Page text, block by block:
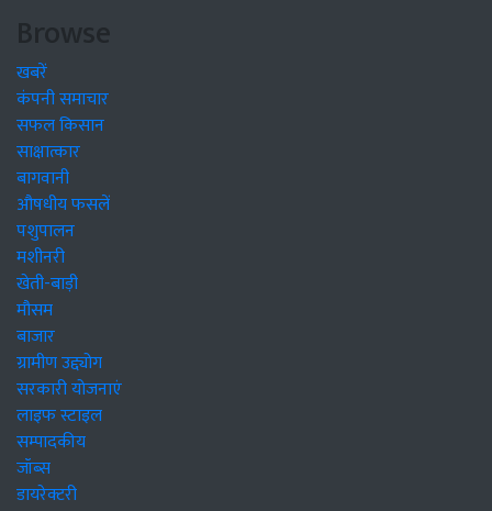
Browse
खबरें
कंपनी समाचार
सफल किसान
साक्षात्कार
बागवानी
औषधीय फसलें
पशुपालन
मशीनरी
खेती-बाड़ी
मौसम
बाजार
ग्रामीण उद्द्योग
सरकारी योजनाएं
लाइफ स्टाइल
सम्पादकीय
जॉब्स
डायरेक्टरी